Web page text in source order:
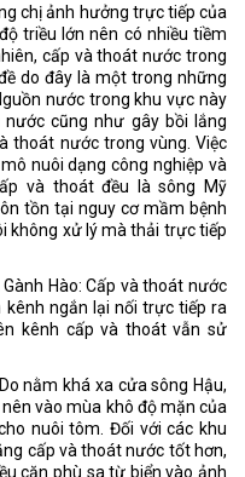
chị ảnh hưởng trực tiếp của
triều lớn nên có nhiều tiềm
cấp và thoát nước trong
do đây là một trong những
nước trong khu vực này
cũng như gây bồi lắng
thoát nước trong vùng. Việc
nuôi dạng công nghiệp và
và thoát đều là sông Mỹ
tồn tại nguy cơ mầm bệnh
không xử lý mà thải trực tiếp
Hào: Cấp và thoát nước
ngắn lại nối trực tiếp ra
kênh cấp và thoát vẫn sử
nằm khá xa cửa sông Hậu,
vào mùa khô độ mặn của
nuôi tôm. Đối với các khu
cấp và thoát nước tốt hơn,
cặn phù sa từ biển vào ảnh